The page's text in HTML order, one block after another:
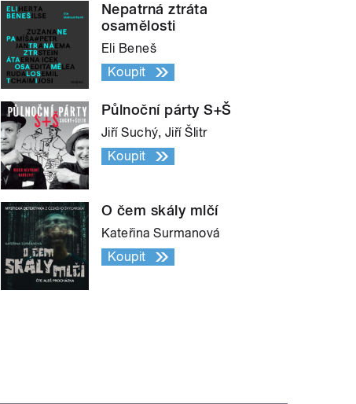
Nepatrná ztráta
osamělosti
Eli Beneš
Koupit
Půlnoční párty S+Š
Jiří Suchý, Jiří Šlitr
Koupit
O čem skály mlčí
Kateřina Surmanová
Koupit